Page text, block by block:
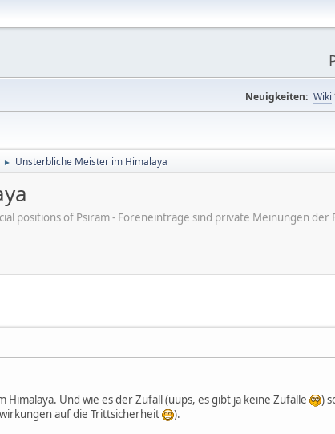
Neuigkeiten: Wiki
► Unsterbliche Meister im Himalaya
positions of Psiram - Foreneinträge sind private Meinungen
Himalaya. Und wie es der Zufall (uups, es gibt ja keine Zufälle
)
auf die Trittsicherheit
).